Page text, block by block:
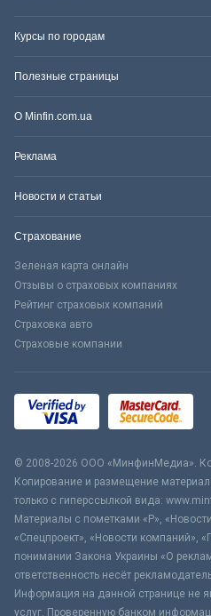
Курсы по городам
Полезные страницы
О Minfin.com.ua
Реклама
Новости и статьи
Страхование
Зеленая карта онлайн
Отзывы о страховых компаниях
Рейтинг страховых компаний
Страховка авто
Страховые компании
© 2008-2026 ООО «МинфинМедиа».
Копирование и размещение
только с гиперссылкой вида:
Материалы с пометками «Р»,
«Спецпроект», «Новости компаний»,
понимании Закона Украины «О
ответственность несёт
Информация на данной странице не
услуг. Проверенную банком